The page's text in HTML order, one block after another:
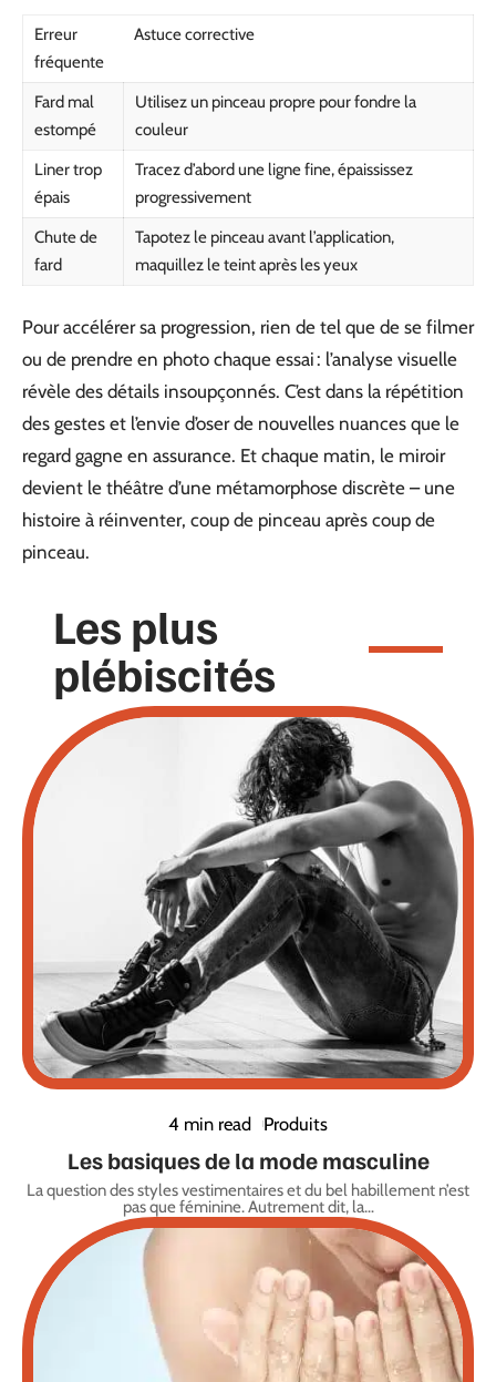
Erreur
fréquente
Astuce corrective
Fard mal
estompé
Utilisez un pinceau propre pour fondre la
couleur
Liner trop
épais
Tracez d’abord une ligne fine, épaississez
progressivement
Chute de
fard
Tapotez le pinceau avant l’application,
maquillez le teint après les yeux
Pour accélérer sa progression, rien de tel que de se filmer
ou de prendre en photo chaque essai : l’analyse visuelle
révèle des détails insoupçonnés. C’est dans la répétition
des gestes et l’envie d’oser de nouvelles nuances que le
regard gagne en assurance. Et chaque matin, le miroir
devient le théâtre d’une métamorphose discrète – une
histoire à réinventer, coup de pinceau après coup de
pinceau.
Les plus
plébiscités
4 min read Produits
Les basiques de la mode masculine
La question des styles vestimentaires et du bel habillement n’est
pas que féminine. Autrement dit, la…